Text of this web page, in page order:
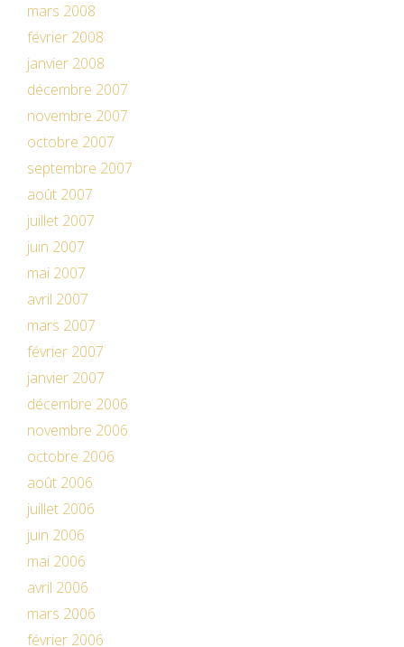
mars 2008
février 2008
janvier 2008
décembre 2007
novembre 2007
octobre 2007
septembre 2007
août 2007
juillet 2007
juin 2007
mai 2007
avril 2007
mars 2007
février 2007
janvier 2007
décembre 2006
novembre 2006
octobre 2006
août 2006
juillet 2006
juin 2006
mai 2006
avril 2006
mars 2006
février 2006